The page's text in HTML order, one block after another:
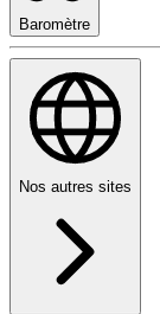
Baromètre
Nos autres sites